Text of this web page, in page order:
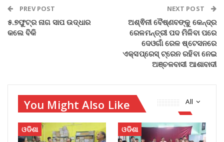
PREV POST
୫.୭ଫୁଟ୍‌ର ନାଗ ସାପ ଉଦ୍ଧାର
କଲେ ବିକି
NEXT POST
ଅଶ୍ଵିନୀ ବୈଷ୍ଣବଙ୍କୁ କେନ୍ଦ୍ର
ରେଳମନ୍ତ୍ରୀ ପଦ ମିଳିବା ପରେ
ଦେଓଗାଁ ରେଳ ଷ୍ଟେସନରେ
ଏକ୍ସପ୍ରେସ୍‌ ଟ୍ରେନ ରହିବା ନେଇ
ଅଞ୍ଚଳବାସୀ ଆଶାବାଦୀ
All
You Might Also Like
ଓଡିଶା ଓଡିଶା